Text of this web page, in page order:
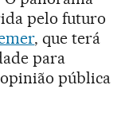
pelo futuro
, que terá
para
pública